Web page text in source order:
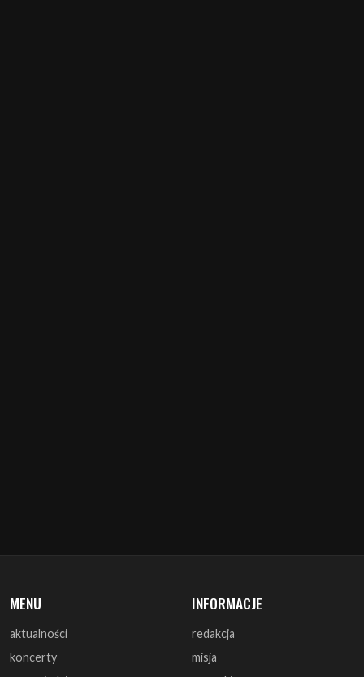
aktualności
zapowiedzi
recenzje
zagrali
redakcja
warunki prawne
polityka cookies
reklama